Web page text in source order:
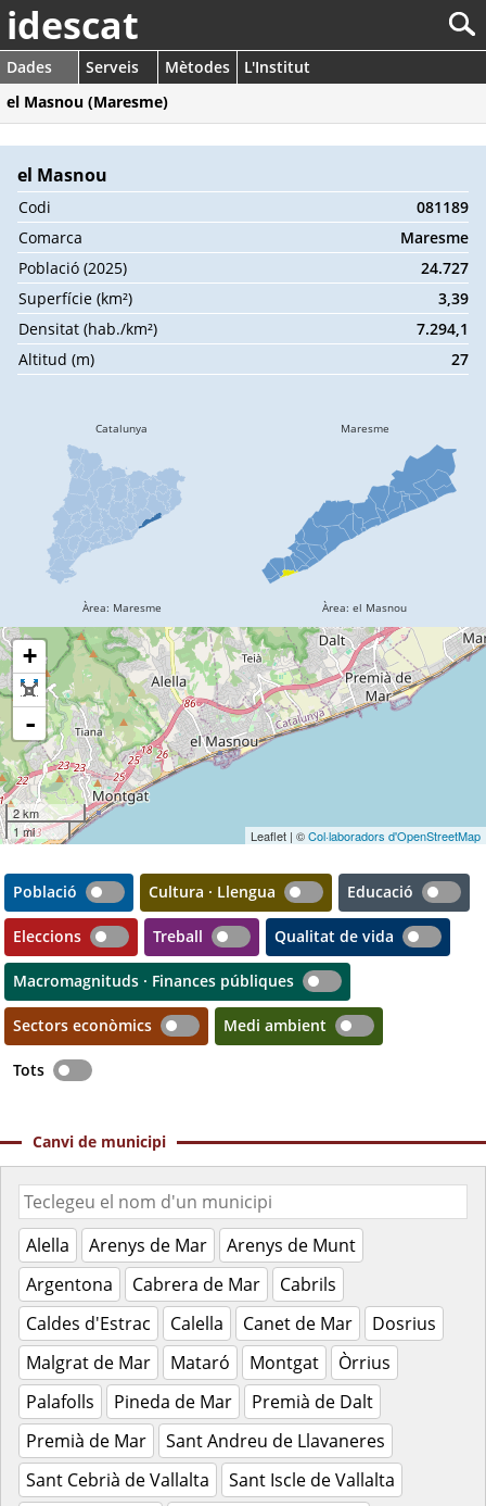
idescat
Dades Serveis Mètodes
L'Institut
el Masnou (Maresme)
el Masnou
Codi
081189
Comarca
Maresme
Població (2025)
24.727
Superfície (km²)
3,39
Densitat (hab./km²)
7.294,1
Altitud (m)
27
+
-
2 km
1 mi
Leaflet | ©Col·laboradors d'OpenStreetMap
Població Cultura · Llengua Educació
Eleccions Treball Qualitat de vida
Macromagnituds · Finances públiques
Sectors econòmics Medi ambient
Tots
Canvi de municipi
Alella Arenys de Mar
Arenys de Munt
Argentona
Cabrera de Mar
Cabrils
Caldes d'Estrac
Calella Canet de Mar
Dosrius
Malgrat de Mar
Mataró Montgat
Òrrius
Palafolls
Pineda de Mar
Premià de Dalt
Premià de Mar
Sant Andreu de Llavaneres
Sant Cebrià de Vallalta
Sant Iscle de Vallalta